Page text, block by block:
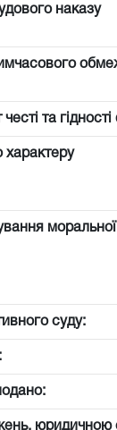
наказу
та
характеру
суду:
юридичною